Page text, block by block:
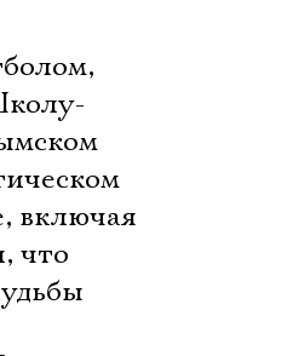
включая
что